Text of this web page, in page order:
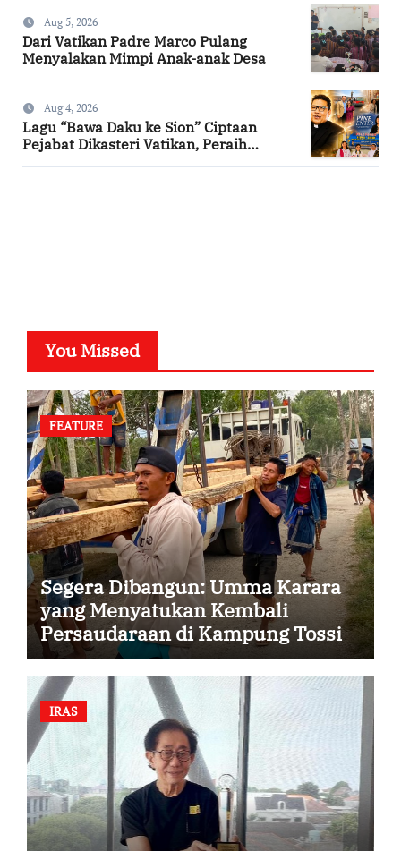
Aug 5, 2026
Dari Vatikan Padre Marco Pulang
Menyalakan Mimpi Anak-anak Desa
Aug 4, 2026
Lagu “Bawa Daku ke Sion” Ciptaan
Pejabat Dikasteri Vatikan, Peraih
You Missed
FEATURE
Segera Dibangun: Umma Karara
yang Menyatukan Kembali
Persaudaraan di Kampung Tossi
IRAS